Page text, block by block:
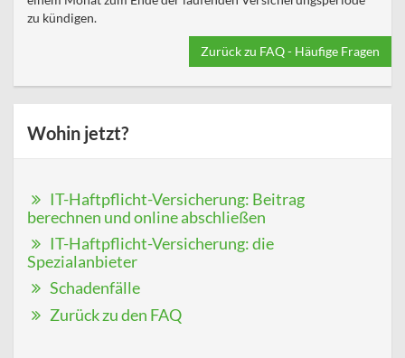
zu kündigen.
Zurück zu FAQ - Häufige Fragen
Wohin jetzt?
IT-Haftpflicht-Versicherung: Beitrag
berechnen und online abschließen
IT-Haftpflicht-Versicherung: die
Spezialanbieter
Schadenfälle
Zurück zu den FAQ